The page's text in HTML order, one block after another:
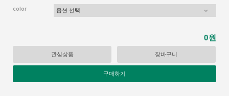
color
0원
관심상품 장바구니
구매하기